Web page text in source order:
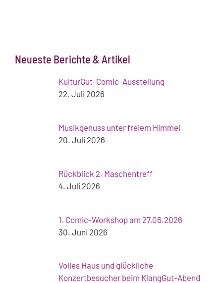
Neueste Berichte & Artikel
KulturGut-Comic-Ausstellung
22. Juli 2026
Musikgenuss unter freiem Himmel
20. Juli 2026
Rückblick 2. Maschentreff
4. Juli 2026
1. Comic-Workshop am 27.06.2026
30. Juni 2026
Volles Haus und glückliche
Konzertbesucher beim KlangGut-Abend